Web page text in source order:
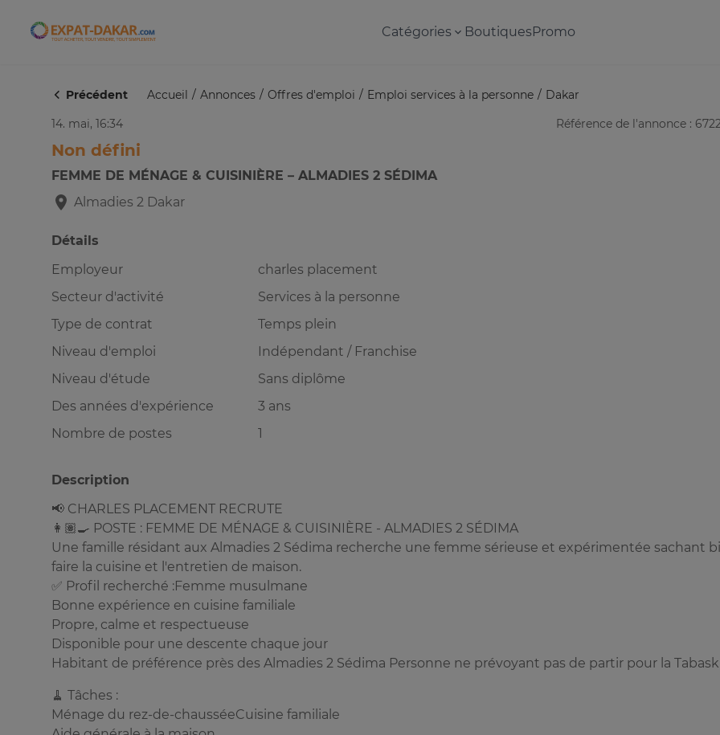
Expat-Dakar Catégories BoutiquesPromo
Précédent Accueil Annonces Offres d'emploi Emploi services à la personne Dakar
14. mai, 16:34 Référence de l'annonce :
Non défini
FEMME DE MÉNAGE & CUISINIÈRE – ALMADIES 2 SÉDIMA
Almadies 2 Dakar
Détails
Employeur
charles placement
Secteur d'activité
Services à la personne
Type de contrat
Temps plein
Niveau d'emploi
Indépendant / Franchise
Niveau d'étude
Sans diplôme
Des années d'expérience
3 ans
Nombre de postes
1
Description
📢 CHARLES PLACEMENT RECRUTE
👩🏽‍🍳 POSTE : FEMME DE MÉNAGE & CUISINIÈRE - ALMADIES 2 SÉDIMA
Une famille résidant aux Almadies 2 Sédima recherche une femme sérieuse et expérimentée sachant
faire la cuisine et l'entretien de maison.
✅ Profil recherché :Femme musulmane
Bonne expérience en cuisine familiale
Propre, calme et respectueuse
Disponible pour une descente chaque jour
Habitant de préférence près des Almadies 2 Sédima Personne ne prévoyant pas de partir pour la
🧹 Tâches :
Ménage du rez-de-chausséeCuisine familiale